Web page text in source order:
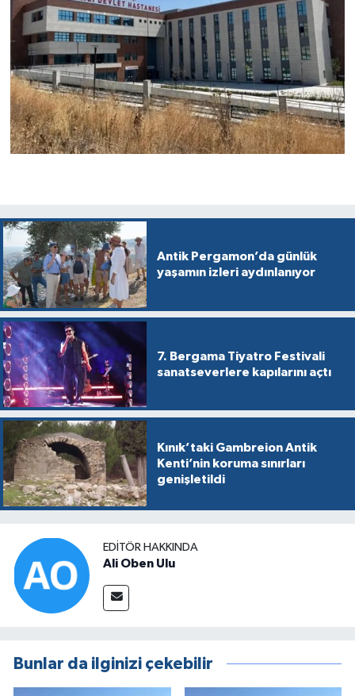
Antik Pergamon’da günlük
yaşamın izleri aydınlanıyor
7. Bergama Tiyatro Festivali
sanatseverlere kapılarını açtı
Kınık’taki Gambreion Antik
Kenti’nin koruma sınırları
genişletildi
EDITÖR HAKKINDA
Ali Oben Ulu
Bunlar da ilginizi çekebilir